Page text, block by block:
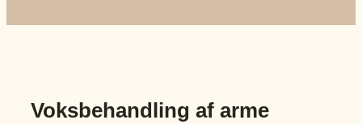
Voksbehandling af arme